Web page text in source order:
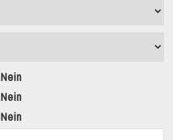
Nein
Nein
Nein